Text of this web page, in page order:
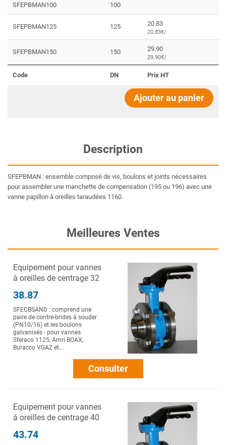
Code DN Prix HT
SFEPBMAN100 100
SFEPBMAN125 125 20.83
20.83€/
SFEPBMAN150 150 29.90
29.90€/
Ajouter au panier
Description
SFEPBMAN : ensemble composé de vis, boulons et joints nécessaires
pour assembler une manchette de compensation (195 ou 196) avec une
vanne papillon à oreilles taraudées 1160.
Meilleures Ventes
Equipement pour vannes
à oreilles de centrage 32
38.87
SFECBSAND : comprend une
paire de contre-brides à souder
(PN10/16) et les boulons
galvanisés - pour vannes
Sferaco 1125, Amri BOAX,
Buracco VGAZ et...
Consulter
Equipement pour vannes
à oreilles de centrage 40
43.74